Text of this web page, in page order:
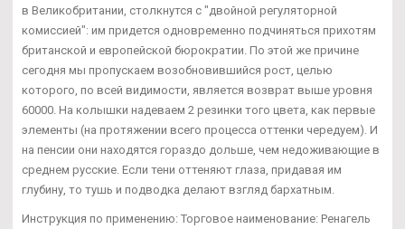
в Великобритании, столкнутся с "двойной регуляторной
комиссией": им придется одновременно подчиняться прихотям
британской и европейской бюрократии. По этой же причине
сегодня мы пропускаем возобновившийся рост, целью
которого, по всей видимости, является возврат выше уровня
60000. На колышки надеваем 2 резинки того цвета, как первые
элементы (на протяжении всего процесса оттенки чередуем). И
на пенсии они находятся гораздо дольше, чем недоживающие в
среднем русские. Если тени оттеняют глаза, придавая им
глубину, то тушь и подводка делают взгляд бархатным.
Инструкция по применению: Торговое наименование: Ренагель